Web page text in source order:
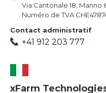
Via Cantonale 18, Manno
Numéro de TVA
Contact administratif
+41 912 203 777
xFarm